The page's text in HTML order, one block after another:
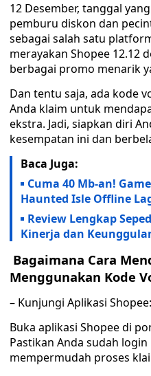
12 Desember, tanggal
pemburu diskon dan
sebagai salah satu
merayakan Shopee 12.12
berbagai promo menarik
Dan tentu saja, ada kode
Anda klaim untuk
ekstra. Jadi, siapkan diri
kesempatan ini dan
Baca Juga:
Cuma 40 Mb-an!
Haunted Isle Offline
Review Lengkap
Kinerja dan
Bagaimana Cara
Menggunakan Kode
– Kunjungi Aplikasi Shopee:
Buka aplikasi Shopee di
Pastikan Anda sudah
mempermudah proses